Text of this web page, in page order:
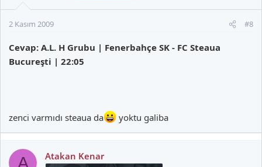
2 Kasım 2009 #8
Cevap: A.L. H Grubu | Fenerbahçe SK - FC Steaua
Bucureşti | 22:05
zenci varmıdı steaua da yoktu galiba
A Atakan Kenar